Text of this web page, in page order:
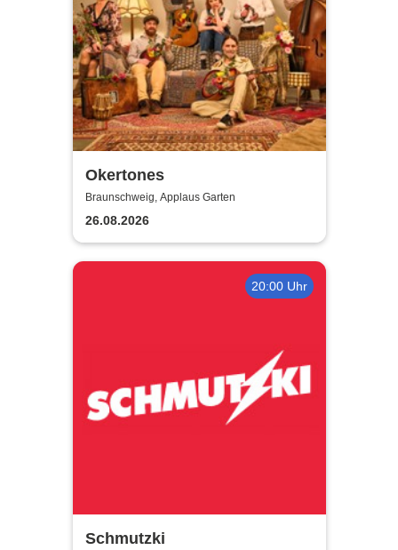
Okertones
Braunschweig, Applaus Garten
26.08.2026
20:00 Uhr
Schmutzki